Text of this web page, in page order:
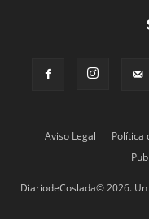
Aviso Legal Política
DiariodeCoslada© 2026.